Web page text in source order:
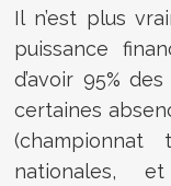
Il n’est plus
puissance
d’avoir 95%
certaines
nationales,